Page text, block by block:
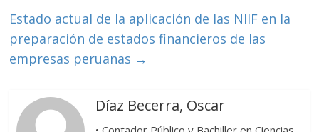
Estado actual de la aplicación de las NIIF en la
preparación de estados financieros de las
empresas peruanas →
Díaz Becerra, Oscar